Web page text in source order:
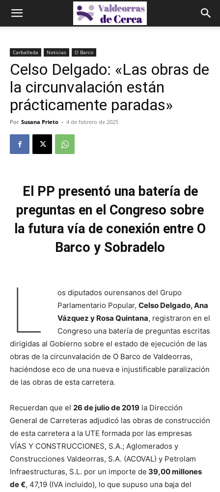
Carballeda Noticias O Barco
Celso Delgado: «Las obras de
la circunvalación están
prácticamente paradas»
Por Susana Prieto - 4 de febrero de 2025
El PP presentó una batería de
preguntas en el Congreso sobre
la futura vía de conexión entre O
Barco y Sobradelo
L
os diputados ourensanos del Grupo
Parlamentario Popular, Celso Delgado, Ana
Vázquez y Rosa Quintana, registraron en el
Congreso una batería de preguntas escritas
dirigidas al Gobierno sobre el estado de ejecución de las
obras de la circunvalación de O Barco de Valdeorras,
haciéndose eco de una nueva e injustificable paralización
de las obras de esta carretera.
Recuerdan que el 26 de julio de 2019 la Dirección
General de Carreteras adjudicó las obras de construcción
de esta carretera a la UTE formada por las empresas
VÍAS Y CONSTRUCCIONES, S.A.; Aglomerados y
Construcciones Valdeorras, S.A. (ACOVAL) y Petrolam
Infraestructuras, S.L. por un importe de 39,00 millones
de €, 47,19 (IVA incluido), lo que supuso una baja del